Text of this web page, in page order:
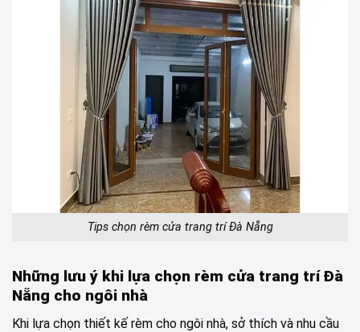
Tips chọn rèm cửa trang trí Đà Nẵng
Những lưu ý khi lựa chọn rèm cửa trang trí Đà
Nẵng cho ngôi nhà
Khi lựa chọn thiết kế rèm cho ngôi nhà, sở thích và nhu cầu